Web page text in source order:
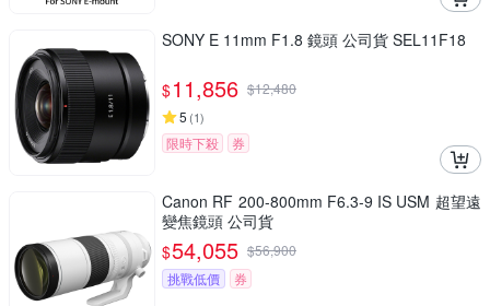
SONY E 11mm F1.8 鏡頭 公司貨 SEL11F18
$11,856 $12,480
5 (1)
限時下殺 券
Canon RF 200-800mm F6.3-9 IS USM 超望遠
變焦鏡頭 公司貨
$54,055 $56,900
挑戰低價
券